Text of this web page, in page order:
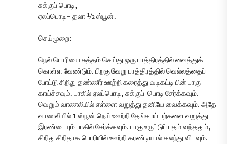
சுக்குப் பொடி,
ஏலப்பொடி- தலா ½ ஸ்பூன்.
செய்முறை:
நெல் பொரியை சுத்தம் செய்து ஒரு பாத்திரத்தில் வைத்துக்
கொள்ள வேண்டும். பிறகு வேறு பாத்திரத்தில் வெல்லத்தைப்
போட்டு சிறிது தண்ணீர் ஊற்றி கரைத்து வடிகட்டி பின் பாகு
காய்ச்சவும். பாகில் ஏலப்பொடி, சுக்குப் பொடி சேர்க்கவும்.
வெறும் வாணலியில் எள்ளை வறுத்து தனியே வைக்கவும். அதே
வாணலியில் 1 ஸ்பூன் நெய் ஊற்றி தேங்காய் பற்களை வறுத்து
இரண்டையும் பாகில் சேர்க்கவும். பாகு உருட்டுப் பதம் வந்ததும்,
சிறிது சிறிதாக பொரியில் ஊற்றி கரண்டியால் கலந்து விடவும்.